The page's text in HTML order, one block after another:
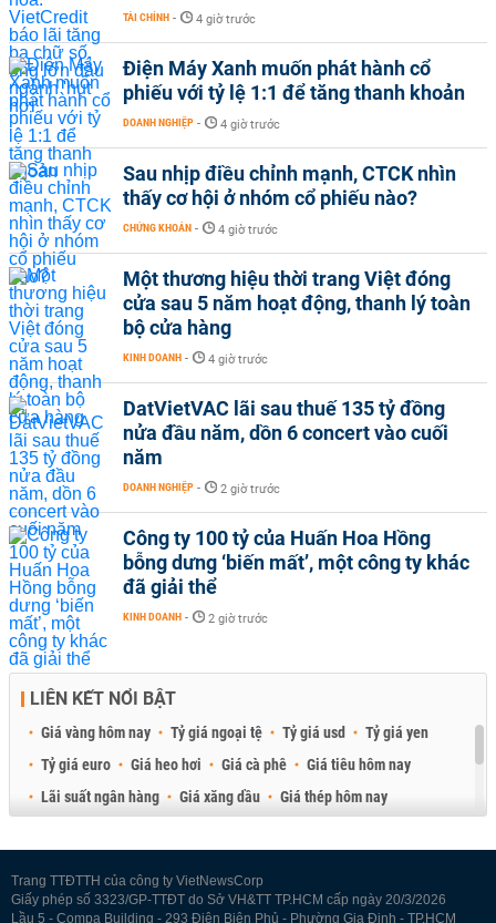
TÀI CHÍNH - 4 giờ trước
Điện Máy Xanh muốn phát hành cổ
phiếu với tỷ lệ 1:1 để tăng thanh khoản
DOANH NGHIỆP - 4 giờ trước
Sau nhịp điều chỉnh mạnh, CTCK nhìn
thấy cơ hội ở nhóm cổ phiếu nào?
CHỨNG KHOÁN - 4 giờ trước
Một thương hiệu thời trang Việt đóng
cửa sau 5 năm hoạt động, thanh lý toàn
bộ cửa hàng
KINH DOANH - 4 giờ trước
DatVietVAC lãi sau thuế 135 tỷ đồng
nửa đầu năm, dồn 6 concert vào cuối
năm
DOANH NGHIỆP - 2 giờ trước
Công ty 100 tỷ của Huấn Hoa Hồng
bỗng dưng ‘biến mất’, một công ty khác
đã giải thể
KINH DOANH - 2 giờ trước
LIÊN KẾT NỔI BẬT
Giá vàng hôm nay Tỷ giá ngoại tệ Tỷ giá usd
Tỷ giá yen
Tỷ giá euro
Giá heo hơi Giá cà phê
Giá tiêu hôm nay
Lãi suất ngân hàng
Giá xăng dầu
Giá thép hôm nay
Trang TTĐTTH của công ty VietNewsCorp
Giấy phép số 3323/GP-TTĐT do Sở VH&TT TP.HCM cấp ngày 20/3/2026
Lầu 5 - Compa Building - 293 Điện Biên Phủ - Phường Gia Định - TP.HCM